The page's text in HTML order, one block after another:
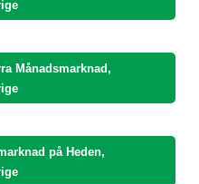
Månadsmarknad,
på Heden,